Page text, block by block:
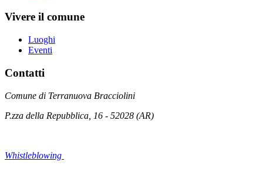
Vivere il comune
Luoghi
Eventi
Contatti
Comune di Terranuova Bracciolini
P.zza della Repubblica, 16 - 52028 (AR)
Whistleblowing